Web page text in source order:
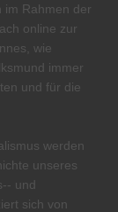
im Rahmen der
online zur
wie
immer
und für die
werden
unseres
und
sich von